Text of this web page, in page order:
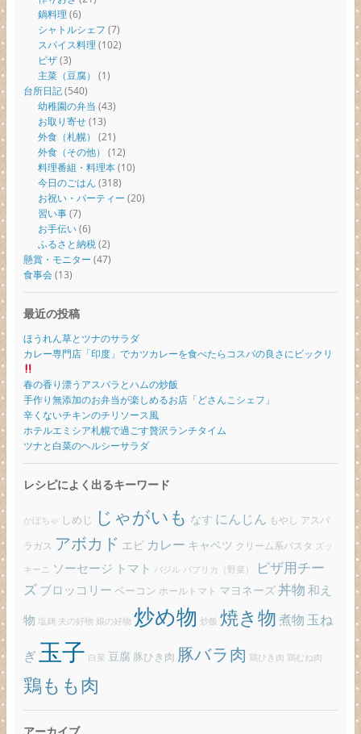
鍋料理 (6)
シャトルシェフ (7)
スパイス料理 (102)
ピザ(3)
主菜（豆腐） (1)
台所日記(540)
幼稚園の弁当 (43)
お取り寄せ(13)
外食（札幌） (21)
外食（その他） (12)
料理番組・料理本(10)
今日のごはん (318)
お祝い・パーティー (20)
習い事(7)
お手伝い(6)
ふるさと納税(2)
懸賞・モニター (47)
食事会(13)
最近の投稿
ほうれん草とツナのサラダ
カレー専門店「印度」でカツカレーを食べたらコスパの良さにビックリ
春の香り漂うアスパラとハムの炒飯
手作り無添加のお弁当が楽しめるお店「どさんこシェフ」
辛くないチキンのチリソース風
ホテルエミシア札幌で過ごす贅沢ランチタイム
ツナと白菜のヘルシーサラダ
レシピによく出るキーワード
かぼちゃ しめじ じゃがいも なす にんじん もやし アスパ
ラガス アボカド エビ カレー キャベツ クリーム系パスタ ズッ
キーニ ソーセージ トマト バジル パプリカ（野菜）
ピザ用チー
ズ ブロッコリー ベーコン ホールトマト マヨネーズ丼物 和え
物 塩麹 夫の好物 娘の好物 炒め物 炒飯 焼き物煮物 玉ね
ぎ玉子 白菜 豆腐 豚ひき肉 豚バラ肉 鶏ひき肉 鶏むね肉
鶏もも肉